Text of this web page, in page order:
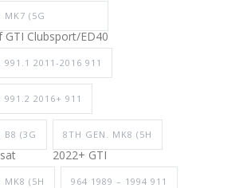
MK7 (5G
GTI Clubsport/ED40
991.1 2011-2016 911
991.2 2016+ 911
B8 (3G 8TH GEN. MK8 (5H
2022+ GTI
MK8 (5H 964 1989 – 1994 911